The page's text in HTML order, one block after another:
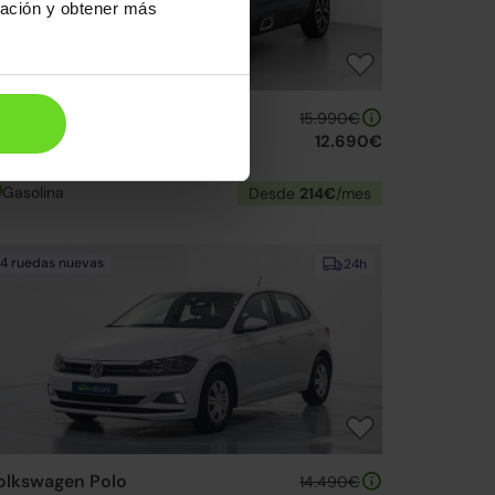
y obtener más
C5 Aircross
S&S Feel 130
15.990€
12.690€
Gasolina Desde 214€/mes
24h
4 ruedas nuevas
Polo 14.490€